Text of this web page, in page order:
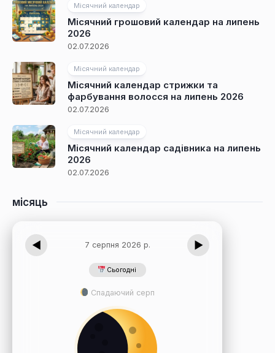
Місячний календар
Місячний грошовий календар на липень
2026
02.07.2026
Місячний календар
Місячний календар стрижки та
фарбування волосся на липень 2026
02.07.2026
Місячний календар
Місячний календар садівника на липень
2026
02.07.2026
місяць
◀ 7 серпня 2026 р. ▶
Сьогодні
Спадаючий серп